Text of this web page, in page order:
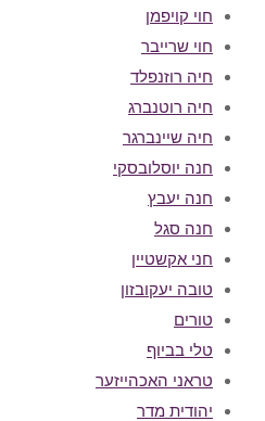
חוי קויפמן
חוי שרייבר
חיה רוזנפלד
חיה רוטנברג
חיה שיינברגר
חנה יוסלובסקי
חנה יעבץ
חנה סגל
חני אקשטיין
טובה יעקובזון
טורים
טלי בביוף
טראני האכהייזער
יהודית מדר